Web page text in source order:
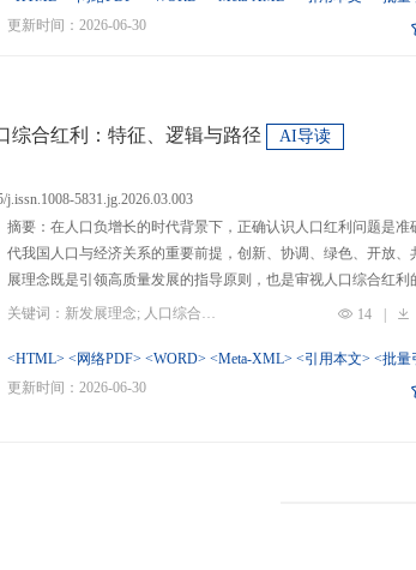
理提供了新的机遇，借此探析其路径策略是构建新发展格局的内
例，采用半结构化访谈法收集数据资料，探析新发展格局下毗邻
理的路径策略。研究表明，毗邻省际协作治理是毗邻省（自治区
达成多向度的系统性治理行动过程。新发展格局下毗邻省际协作
策略首先是厘清国家战略政策要求、省际协作发展需要，以及市
众期望，凝聚利益相关主体的协作治理共识，明确毗邻省际协作
开放治理必须积极作为的必答题。其次，统筹衔接国家战略政策
规划，构建去中心化的组织结构总体布局，下好毗邻协作先行示
网络协同治理的比较优势和互补功能，牵住“牛鼻子”工程，着重
机制和生态共保联治，促进基础设施和基本公共服务一体化，推
更新时间：2026-06-30
综合红利：特征、逻辑与路径 AI导读
5831.jg.2026.03.003
摘要：在人口负增长的时代背景下，正确认识人口红利问题是准
代我国人口与经济关系的重要前提，创新、协调、绿色、开放、
展理念既是引领高质量发展的指导原则，也是审视人口综合红利
角。从内涵特征看，新时代的人口综合红利理论是在发展基础、
位和发展进程，以人口数量、结构、素质、分布等人口条件为基
展理念为导向，通过政策措施的适应性调整从而培育、巩固和收
关键词：新发展理念; 人口综合红利; 高质量发展; 人口政策; 中国式现代化 14 |
<HTML> <网络PDF> <WORD> <Meta-XML> <引用本文> <批量
更新时间：2026-06-30